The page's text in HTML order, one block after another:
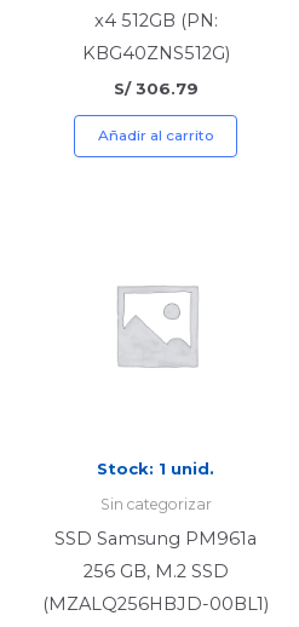
x4 512GB (PN:
KBG40ZNS512G)
S/306.79
Añadir al carrito
Stock: 1 unid.
Sin categorizar
SSD Samsung PM961a
256 GB, M.2 SSD
(MZALQ256HBJD-00BL1)